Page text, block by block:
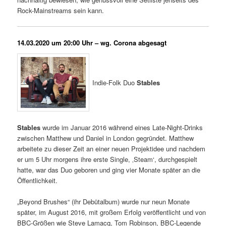
Rock-Mainstreams sein kann.
14.03.2020 um 20:00 Uhr – wg. Corona abgesagt
Indie-Folk DuoStables
Stables wurde im Januar 2016 während eines Late-Night-Drinks
zwischen Matthew und Daniel in London gegründet. Matthew
arbeitete zu dieser Zeit an einer neuen Projektidee und nachdem
er um 5 Uhr morgens ihre erste Single, ‚Steam‘, durchgespielt
hatte, war das Duo geboren und ging vier Monate später an die
Öffentlichkeit.
„Beyond Brushes“ (ihr Debütalbum) wurde nur neun Monate
später, im August 2016, mit großem Erfolg veröffentlicht und von
BBC-Größen wie Steve Lamacq, Tom Robinson, BBC-Legende